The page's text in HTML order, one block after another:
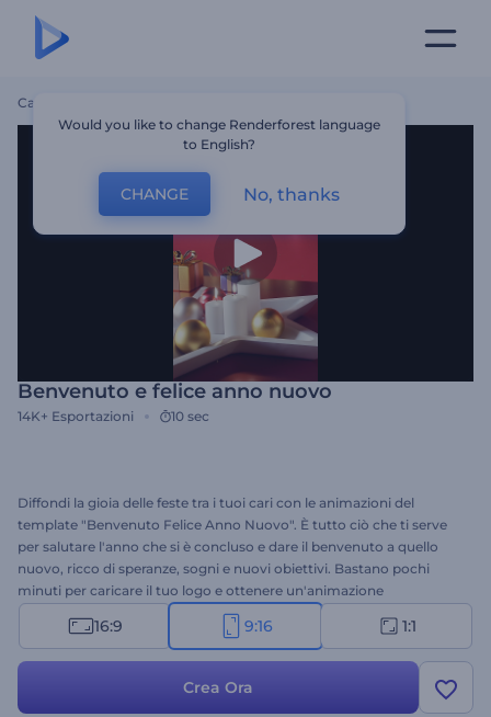
Casa
Benvenuto e felice anno nuovo
14K+ Esportazioni 10 sec
Diffondi la gioia delle feste tra i tuoi cari con le animazioni del
template "Benvenuto Felice Anno Nuovo". È tutto ciò che ti serve
per salutare l'anno che si è concluso e dare il benvenuto a quello
nuovo, ricco di speranze, sogni e nuovi obiettivi. Bastano pochi
minuti per caricare il tuo logo e ottenere un'animazione
professionale, perfetta per svariati progetti. Ideale per inviti e
introduzioni di presentazioni, spot di Capodanno, video di auguri e
16:9 9:16 1:1
Crea Ora
Would you like to change Renderforest language
to English?
CHANGE No, thanks